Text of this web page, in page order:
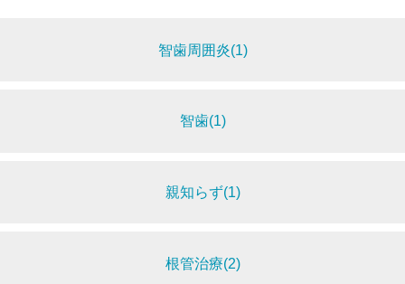
智歯周囲炎(1)
智歯(1)
親知らず(1)
根管治療(2)